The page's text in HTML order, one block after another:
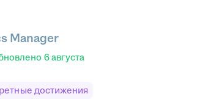
Manager
6 августа
достижения